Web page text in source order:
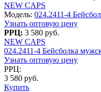
NEW CAPS
Модель: 024.2411-4
Узнать оптовую цену
РРЦ: 3 580 руб.
NEW CAPS
024.2411-4 Бейсболка
Узнать оптовую цену
РРЦ:
3 580 руб.
Купить